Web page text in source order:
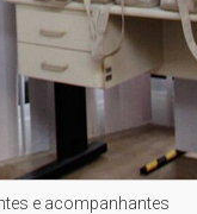
e acompanhantes